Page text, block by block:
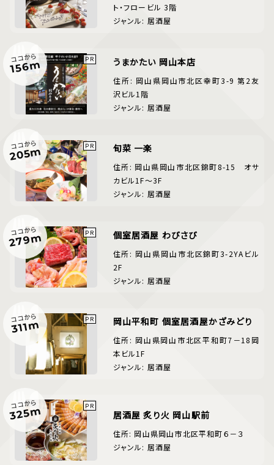
ト・フロービル 3階
ジャンル: 居酒屋
ココから
156m うまかたい 岡山本店
住所: 岡山県岡山市北区幸町3-9 第2友
沢ビル1階
ジャンル: 居酒屋
ココから
205m 旬菜 一楽
住所: 岡山県岡山市北区錦町8-15 オサ
カビル1F～3F
ジャンル: 居酒屋
ココから
279m 個室居酒屋 わびさび
住所: 岡山県岡山市北区錦町3-2YAビル
2F
ジャンル: 居酒屋
ココから
311m 岡山平和町 個室居酒屋かざみどり
住所: 岡山県岡山市北区平和町7－18岡
本ビル1F
ジャンル: 居酒屋
ココから
325m 居酒屋 炙り火 岡山駅前
住所: 岡山県岡山市北区平和町６－３
ジャンル: 居酒屋